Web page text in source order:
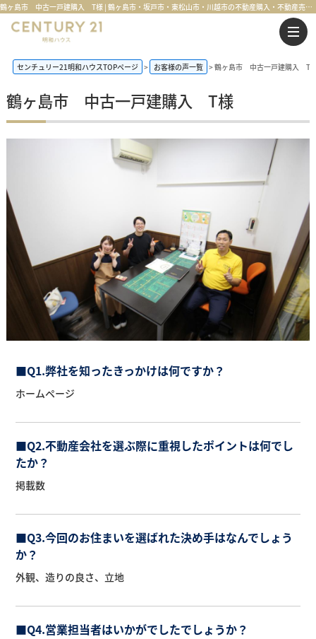
鶴ヶ島市 中古一戸建購入 T様 | 鶴ヶ島市・坂戸市・東松山市・川越市の不動産購入・不動産売却のことならセンチュリー21明和ハウス
センチュリー21明和ハウスTOPページ お客様の声一覧 鶴ヶ島市 中古一戸建購入 T
鶴ヶ島市 中古一戸建購入 T様
■Q1.弊社を知ったきっかけは何ですか？
ホームページ
■Q2.不動産会社を選ぶ際に重視したポイントは何でし
たか？
掲載数
■Q3.今回のお住まいを選ばれた決め手はなんでしょう
か？
外観、造りの良さ、立地
■Q4.営業担当者はいかがでしたでしょうか？